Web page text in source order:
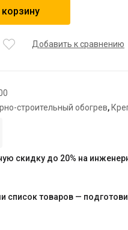
корзину
Добавить к сравнению
строительный обогрев,
скидку до 20% на
список товаров —